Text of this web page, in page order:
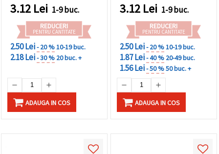
3.12 Lei 1-9 buc.
REDUCERI
PENTRU CANTITATE
2.50 Lei- 20 %10-19 buc.
2.18 Lei- 30 % 20 buc. +
ADAUGA IN COS
3.12 Lei 1-9 buc.
REDUCERI
PENTRU CANTITATE
2.50 Lei- 20 %10-19 buc.
1.87 Lei- 40 % 20-49 buc.
1.56 Lei- 50 %50 buc. +
ADAUGA IN COS